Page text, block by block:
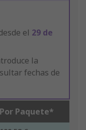
el 29 de
la
fechas de
Por Paquete*